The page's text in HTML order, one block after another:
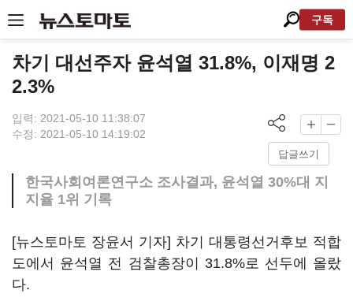
구독
차기 대선주자 윤석열 31.8%, 이재명 2
2.3%
입력: 2021-05-10 11:38:07
수정: 2021-05-10 14:19:02
답글쓰기
한국사회여론연구소 조사결과, 윤석열 30%대 지
지율 1위 기록
[뉴스토마토 장윤서 기자] 차기 대통령선거후보 적합
도에서 윤석열 전 검찰총장이 31.8%로 선두에 올랐
다.